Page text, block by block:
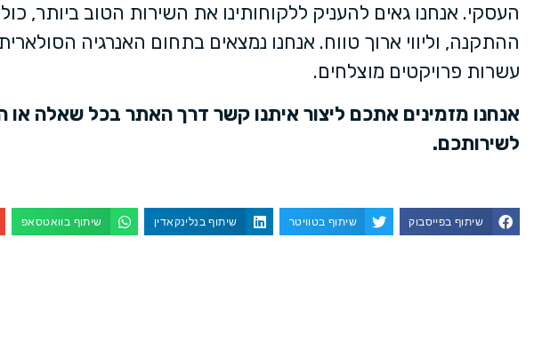
העסקי. אנחנו גאים להעניק ללקוחותינו את השירות הטוב ביותר,
ההתקנה, וליווי ארוך טווח. אנחנו נמצאים בתחום האנרגיה
עשרות פרויקטים מוצלחים.
אנחנו מזמינים אתכם ליצור איתנו קשר דרך האתר בכל שאלה
לשירותכם.
שיתוף בפייסבוק שיתוף בטוויטר שיתוף בנלינקאדין שיתוף בוואטסאפ